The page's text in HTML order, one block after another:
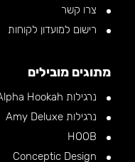
צרו קשר
רישום למועדון לקוחות
מתוגים מובילים
נרגילות Alpha Hookah
נרגילות Amy Deluxe